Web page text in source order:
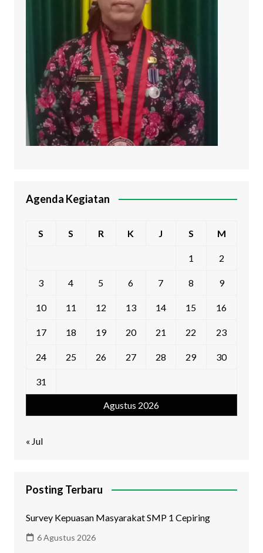
Agenda Kegiatan
Agustus 2026
S S R K J S M
1 2
3 4 5 6 7 8 9
10 11 12 13 14 15 16
17 18 19 20 21 22 23
24 25 26 27 28 29 30
31
« Jul
Posting Terbaru
Survey Kepuasan Masyarakat SMP 1 Cepiring
6 Agustus 2026